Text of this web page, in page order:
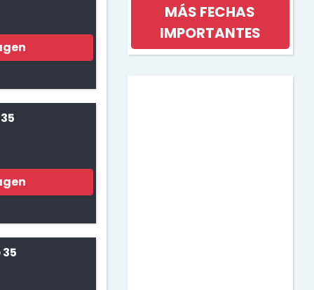
MÁS FECHAS
IMPORTANTES